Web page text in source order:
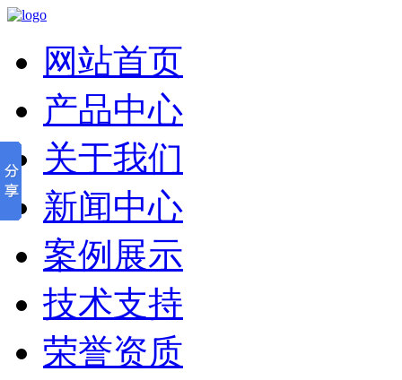
网站首页
产品中心
关于我们
新闻中心
案例展示
技术支持
荣誉资质